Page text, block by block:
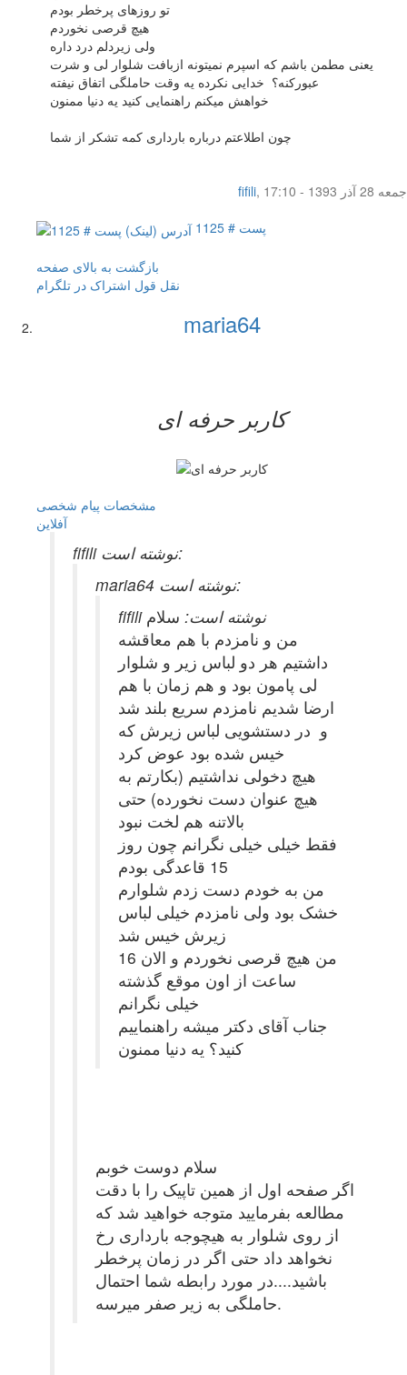
تو روزهای پرخطر بودم
هیچ قرصی نخوردم
ولی زیردلم درد داره
یعنی مطمن باشم که اسپرم نمیتونه ازبافت شلوار لی و شرت
عبورکنه؟ خدایی نکرده یه وقت حاملگی اتفاق نیفته
خواهش میکنم راهنمایی کنید یه دنیا ممنون
چون اطلاعتم درباره بارداری کمه تشکر از شما
fifili,
جمعه 28 آذر 1393 - 17:10
پست # 1125
بازگشت به بالای صفحه
نقل قول اشتراک در تلگرام
maria64
کاربر حرفه ای
مشخصات پیام شخصی
آفلاين
fifili نوشته است:
maria64 نوشته است:
fifili نوشته است: سلام
من و نامزدم با هم معاقشه
داشتیم هر دو لباس زیر و شلوار
لی پامون بود و هم زمان با هم
ارضا شدیم نامزدم سریع بلند شد
و در دستشویی لباس زیرش که
خیس شده بود عوض کرد
هیچ دخولی نداشتیم (بکارتم به
هیچ عنوان دست نخورده) حتی
بالاتنه هم لخت نبود
فقط خیلی خیلی نگرانم چون روز
15 قاعدگی بودم
من به خودم دست زدم شلوارم
خشک بود ولی نامزدم خیلی لباس
زیرش خیس شد
من هیچ قرصی نخوردم و الان 16
ساعت از اون موقع گذشته
خیلی نگرانم
جناب آقای دکتر میشه راهنماییم
کنید؟ یه دنیا ممنون
سلام دوست خوبم
اگر صفحه اول از همین تاپیک را با دقت
مطالعه بفرمایید متوجه خواهید شد که
از روی شلوار به هیچوجه بارداری رخ
نخواهد داد حتی اگر در زمان پرخطر
باشید....در مورد رابطه شما احتمال
حاملگی به زیر صفر میرسه.